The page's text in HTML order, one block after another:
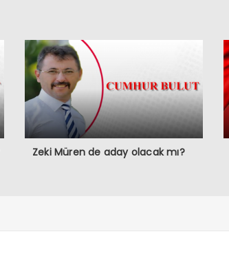
Zeki Müren de aday olacak mı?